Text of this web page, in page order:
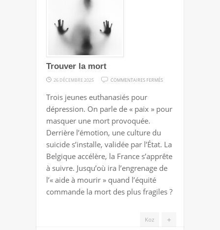
Trouver la mort
26 DÉCEMBRE 2025 COMMENTAIRES FERMÉS
MORT
Trois jeunes euthanasiés pour
dépression. On parle de « paix » pour
masquer une mort provoquée.
Derrière l’émotion, une culture du
suicide s’installe, validée par l’État. La
Belgique accélère, la France s’apprête
à suivre. Jusqu’où ira l’engrenage de
l’« aide à mourir » quand l’équité
commande la mort des plus fragiles ?
+
Koz